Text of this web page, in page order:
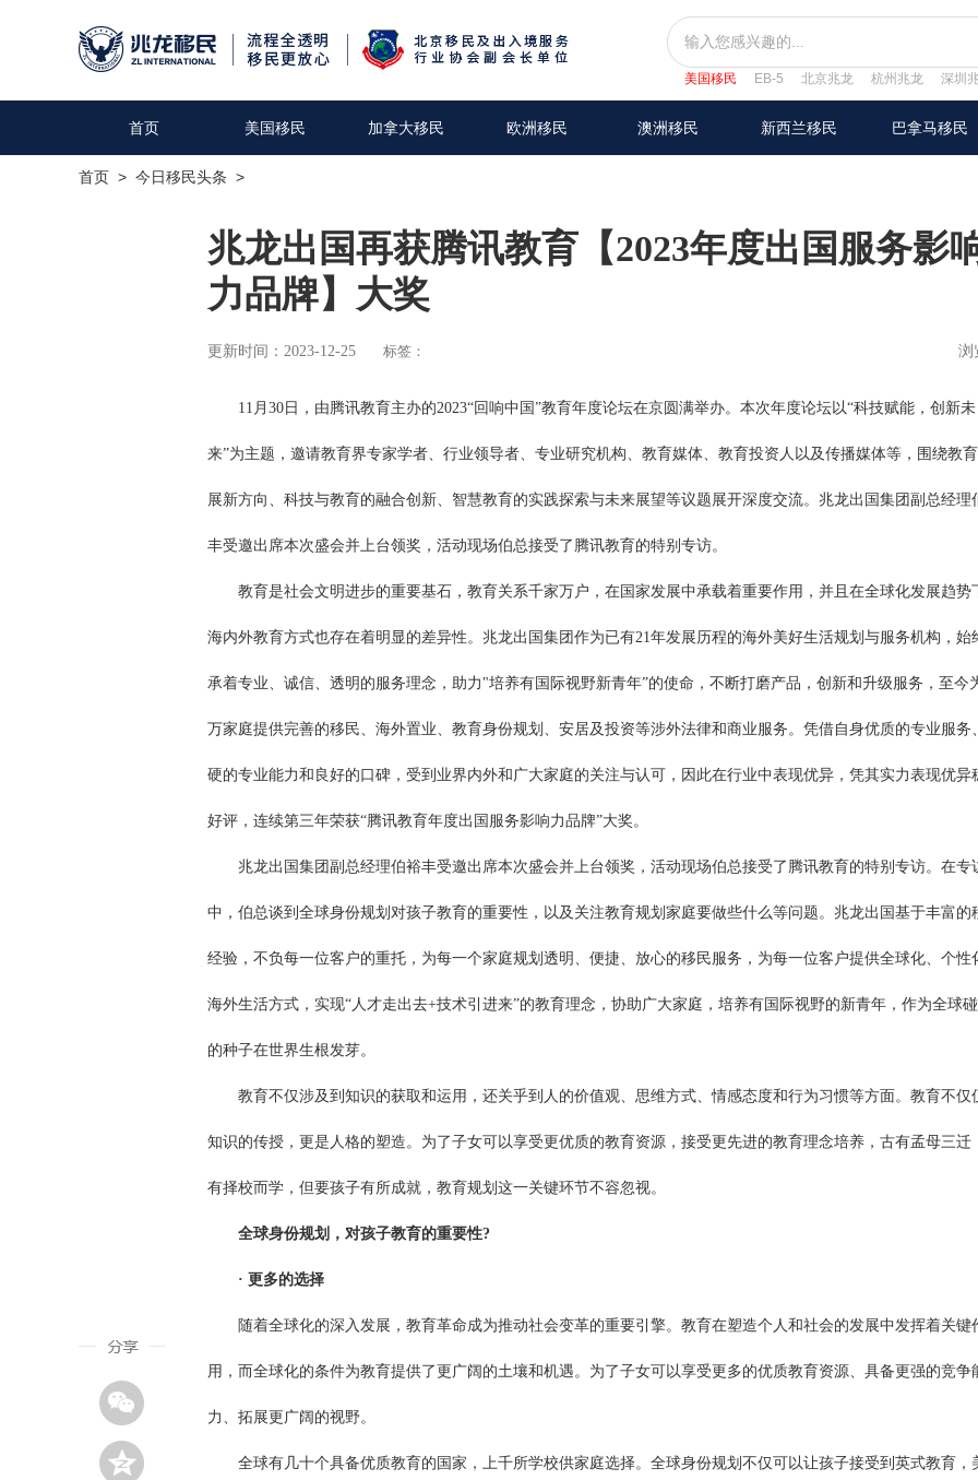
美国移民 EB-5 北京兆龙 杭州兆龙 深圳
首页 美国移民 加拿大移民 欧洲移民 澳洲移民 新西兰移民 巴拿马移民
首页 > 今日移民头条 >
兆龙出国再获腾讯教育【2023年度出国服务影
力品牌】大奖
更新时间：2023-12-25 标签： 浏
11月30日，由腾讯教育主办的2023“回响中国”教育年度论坛在京圆满举办。本次年度论坛以“科技赋能，创新未
来”为主题，邀请教育界专家学者、行业领导者、专业研究机构、教育媒体、教育投资人以及传播媒体等，围绕教
展新方向、科技与教育的融合创新、智慧教育的实践探索与未来展望等议题展开深度交流。兆龙出国集团副总经理
丰受邀出席本次盛会并上台领奖，活动现场伯总接受了腾讯教育的特别专访。
教育是社会文明进步的重要基石，教育关系千家万户，在国家发展中承载着重要作用，并且在全球化发展趋势
海内外教育方式也存在着明显的差异性。兆龙出国集团作为已有21年发展历程的海外美好生活规划与服务机构，始
承着专业、诚信、透明的服务理念，助力"培养有国际视野新青年”的使命，不断打磨产品，创新和升级服务，至今
万家庭提供完善的移民、海外置业、教育身份规划、安居及投资等涉外法律和商业服务。凭借自身优质的专业服务
硬的专业能力和良好的口碑，受到业界内外和广大家庭的关注与认可，因此在行业中表现优异，凭其实力表现优异
好评，连续第三年荣获“腾讯教育年度出国服务影响力品牌”大奖。
兆龙出国集团副总经理伯裕丰受邀出席本次盛会并上台领奖，活动现场伯总接受了腾讯教育的特别专访。在专
中，伯总谈到全球身份规划对孩子教育的重要性，以及关注教育规划家庭要做些什么等问题。兆龙出国基于丰富的
经验，不负每一位客户的重托，为每一个家庭规划透明、便捷、放心的移民服务，为每一位客户提供全球化、个性
海外生活方式，实现“人才走出去+技术引进来”的教育理念，协助广大家庭，培养有国际视野的新青年，作为全球
的种子在世界生根发芽。
教育不仅涉及到知识的获取和运用，还关乎到人的价值观、思维方式、情感态度和行为习惯等方面。教育不仅
知识的传授，更是人格的塑造。为了子女可以享受更优质的教育资源，接受更先进的教育理念培养，古有孟母三迁
有择校而学，但要孩子有所成就，教育规划这一关键环节不容忽视。
全球身份规划，对孩子教育的重要性?
· 更多的选择
随着全球化的深入发展，教育革命成为推动社会变革的重要引擎。教育在塑造个人和社会的发展中发挥着关键
用，而全球化的条件为教育提供了更广阔的土壤和机遇。为了子女可以享受更多的优质教育资源、具备更强的竞争
力、拓展更广阔的视野。
全球有几十个具备优质教育的国家，上千所学校供家庭选择。全球身份规划不仅可以让孩子接受到英式教育，